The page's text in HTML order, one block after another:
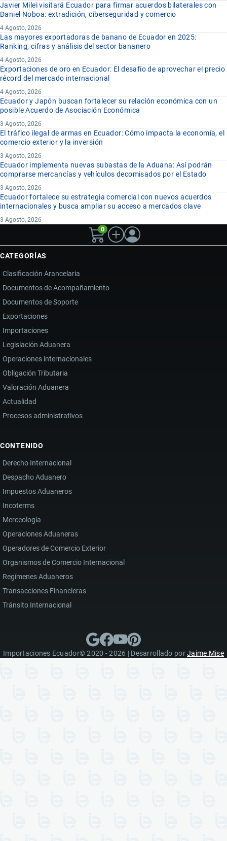
Javier Milei visitará Ecuador para firmar acuerdos bilaterales con
Daniel Noboa: extradición, ciberseguridad y comercio
4 Agosto, 2026
Las mayores exportadoras de banano de Ecuador en 2025:
Ranking, cifras y análisis del sector bananero
4 Agosto, 2026
Exportaciones de oro en Ecuador: El desafío de aprovechar el precio
récord del mercado internacional
4 Agosto, 2026
Ecuador y Japón buscan fortalecer su relación económica con un
posible Acuerdo de Asociación Económica
3 Agosto, 2026
El tráfico ilegal de armas en Ecuador: Cómo impacta la economía, el
comercio exterior y la inversión
3 Agosto, 2026
Ecuador implementa nuevas subastas de la Aduana: Así podrán
comprarse mercancías y vehículos decomisados por el Estado
3 Agosto, 2026
Ecuador fortalece su estrategia comercial con nuevos acuerdos
internacionales y busca ampliar su acceso a mercados clave
3 Agosto, 2026
0
CATEGORÍAS
Clasificación Arancelaria
Documentos de Acompañamiento
Documentos de Soporte
Exportaciones
Importaciones
Legislación Aduanera
Operaciones internacionales
Obligación Tributaria
Valoración Aduanera
Actualidad
Procesos administrativos
CONTENIDO
Derecho Internacional
Despacho Aduanero
Impuestos Aduaneros
Incoterms
Merceología
Operaciones Aduaneras
Operadores de Comercio Exterior
Organismos de Comercio Internacional
Regímenes Aduaneros
Transacciones Financieras
Tránsito Internacional
Importaciones Ecuador© 2020 - 2026 | Desarrollado porJaime Mise